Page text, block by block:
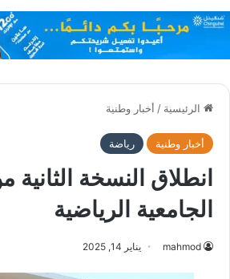
الرئيسية / أخبار وطنية
أخبار وطنية رياضة
انطلاق النسخة الثانية
الجامعية الرياضية
mahmod يناير 14, 2025